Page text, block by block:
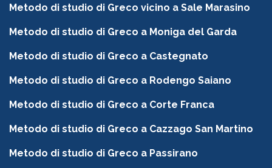
Metodo di studio di Greco vicino a Sale Marasino
Metodo di studio di Greco a Moniga del Garda
Metodo di studio di Greco a Castegnato
Metodo di studio di Greco a Rodengo Saiano
Metodo di studio di Greco a Corte Franca
Metodo di studio di Greco a Cazzago San Martino
Metodo di studio di Greco a Passirano